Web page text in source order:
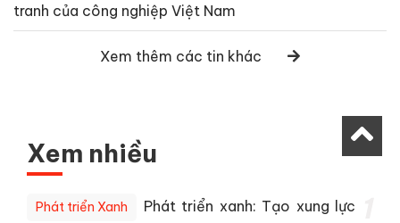
tranh của công nghiệp Việt Nam
Xem thêm các tin khác
Xem nhiều
Phát triển Xanh
Phát triển xanh: Tạo xung lực